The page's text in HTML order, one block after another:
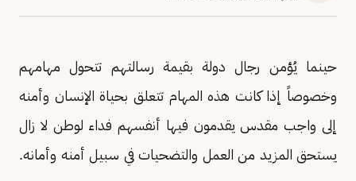
حينما يُؤمن رجال دولة بقيمة رسالتهم تتحول مهامهم
وخصوصاً إذا كانت هذه المهام تتعلق بحياة الإنسان وأمنه
إلى واجب مقدس يقدمون فيها أنفسهم فداء لوطن لا زال
يستحق المزيد من العمل والتضحيات في سبيل أمنه وأمانه.